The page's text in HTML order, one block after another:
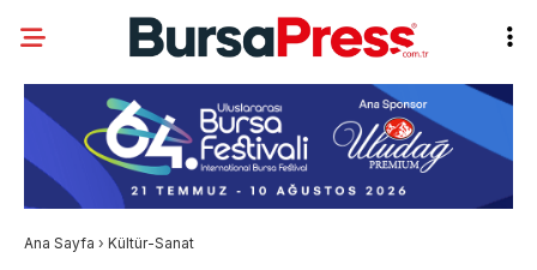
Ana Sayfa › Kültür-Sanat